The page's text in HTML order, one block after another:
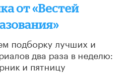
от «Вестей
подборку лучших и
два раза в неделю:
и пятницу